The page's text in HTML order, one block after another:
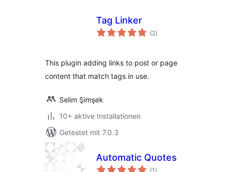
Tag Linker
(2Bewertungen
insgesamt
)
This plugin adding links to post or page
content that match tags in use.
Selim Şimşek
10+ aktive Installationen
Getestet mit 7.0.3
Automatic Quotes
(1 Bewertungen
)